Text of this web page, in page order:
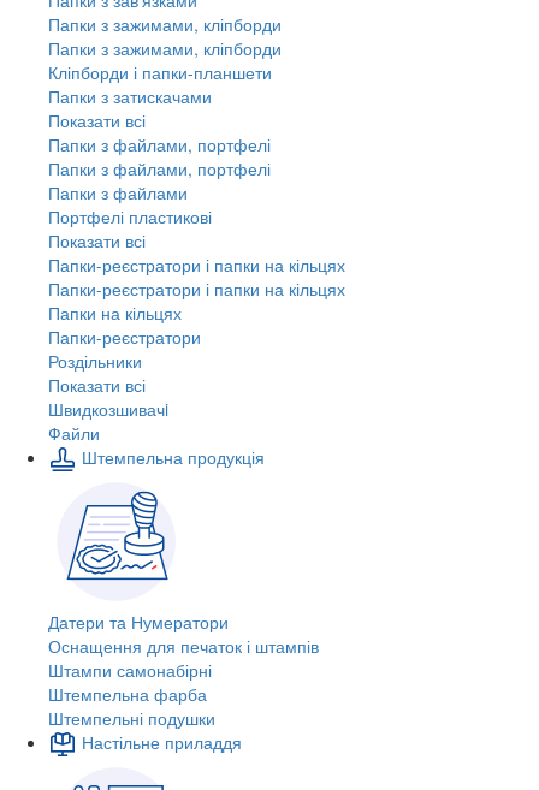
Папки з зажимами, кліпборди
Папки з зажимами, кліпборди
Кліпборди і папки-планшети
Папки з затискачами
Показати всі
Папки з файлами, портфелі
Папки з файлами, портфелі
Папки з файлами
Портфелі пластикові
Показати всі
Папки-реєстратори і папки на кільцях
Папки-реєстратори і папки на кільцях
Папки на кільцях
Папки-реєстратори
Роздільники
Показати всі
Швидкозшивачi
Файли
Штемпельна продукція
Датери та Нумератори
Оснащення для печаток і штампів
Штампи самонабірні
Штемпельна фарба
Штемпельні подушки
Настільне приладдя